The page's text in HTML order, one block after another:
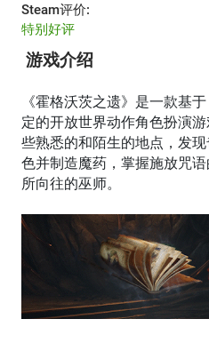
Steam评价:
特别好评
游戏介绍
《霍格沃茨之遗》是一款基
定的开放世界动作角色扮演
些熟悉的和陌生的地点，发
色并制造魔药，掌握施放咒
所向往的巫师。